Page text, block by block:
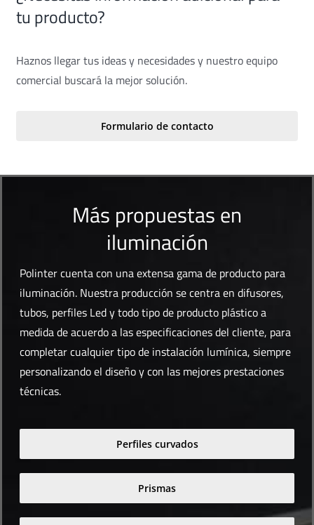
tu producto?
Haznos llegar tus ideas y necesidades y nuestro equipo
comercial buscará la mejor solución.
Formulario de contacto
Más propuestas en
iluminación
Polinter cuenta con una extensa gama de producto para
iluminación. Nuestra producción se centra en difusores,
tubos, perfiles Led y todo tipo de producto plástico a
medida de acuerdo a las especificaciones del cliente, para
completar cualquier tipo de instalación lumínica, siempre
personalizando el diseño y con las mejores prestaciones
técnicas.
Perfiles curvados
Prismas